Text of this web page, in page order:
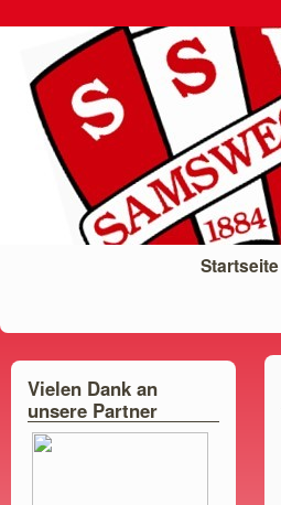
Startseite
Vielen Dank an
unsere Partner